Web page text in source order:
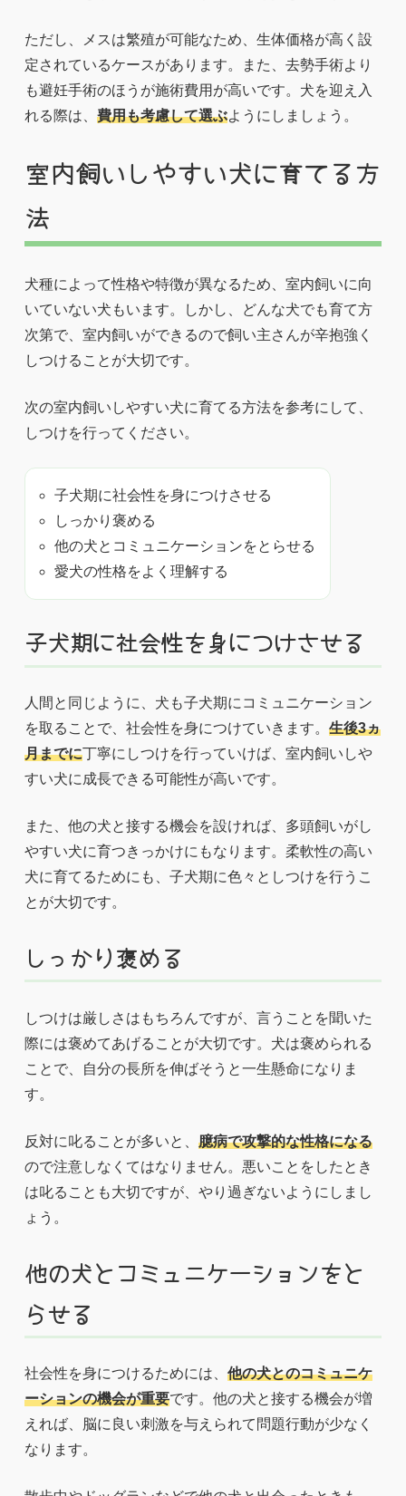
ただし、メスは繁殖が可能なため、生体価格が高く設
定されているケースがあります。また、去勢手術より
も避妊手術のほうが施術費用が高いです。犬を迎え入
れる際は、 費用も考慮して選ぶようにしましょう。
室内飼いしやすい犬に育てる方
法
犬種によって性格や特徴が異なるため、室内飼いに向
いていない犬もいます。しかし、どんな犬でも育て方
次第で、室内飼いができるので飼い主さんが辛抱強く
しつけることが大切です。
次の室内飼いしやすい犬に育てる方法を参考にして、
しつけを行ってください。
子犬期に社会性を身につけさせる
しっかり褒める
他の犬とコミュニケーションをとらせる
愛犬の性格をよく理解する
子犬期に社会性を身につけさせる
人間と同じように、犬も子犬期にコミュニケーション
を取ることで、社会性を身につけていきます。 生後3ヵ
月までに丁寧にしつけを行っていけば、室内飼いしや
すい犬に成長できる可能性が高いです。
また、他の犬と接する機会を設ければ、多頭飼いがし
やすい犬に育つきっかけにもなります。柔軟性の高い
犬に育てるためにも、子犬期に色々としつけを行うこ
とが大切です。
しっかり褒める
しつけは厳しさはもちろんですが、言うことを聞いた
際には褒めてあげることが大切です。犬は褒められる
ことで、自分の長所を伸ばそうと一生懸命になりま
す。
反対に叱ることが多いと、 臆病で攻撃的な性格になる
ので注意しなくてはなりません。悪いことをしたとき
は叱ることも大切ですが、やり過ぎないようにしまし
ょう。
他の犬とコミュニケーションをと
らせる
社会性を身につけるためには、 他の犬とのコミュニケ
ーションの機会が重要です。他の犬と接する機会が増
えれば、脳に良い刺激を与えられて問題行動が少なく
なります。